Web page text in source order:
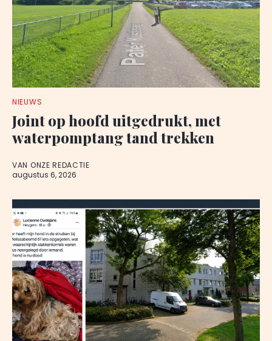
NIEUWS
Joint op hoofd uitgedrukt, met
waterpomptang tand trekken
VAN ONZE REDACTIE
augustus 6, 2026